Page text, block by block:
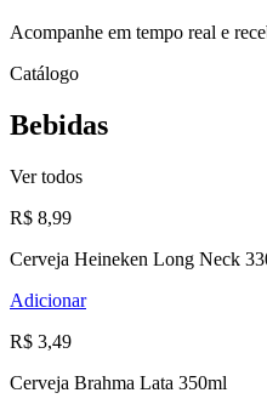
Acompanhe em tempo real e
Catálogo
Bebidas
Ver todos
R$ 8,99
Cerveja Heineken Long Neck
Adicionar
R$ 3,49
Cerveja Brahma Lata 350ml